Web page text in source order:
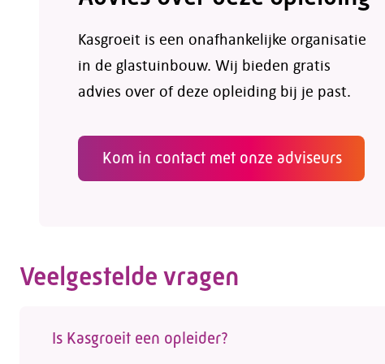
Kasgroeit is een onafhankelijke organisatie
in de glastuinbouw. Wij bieden gratis
advies over of deze opleiding bij je past.
Kom in contact met onze adviseurs
Veelgestelde vragen
Is Kasgroeit een opleider?